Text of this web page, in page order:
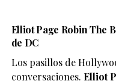
El reparto reúne a
Glenn Close .
En este caso, el
únicamente divertir a
han convertido el clip
del momento.
Elliot Page Robin The
de DC
Los pasillos de
conversaciones. Elliot